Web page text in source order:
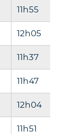
11h55
12h05
11h37
11h47
12h04
11h51